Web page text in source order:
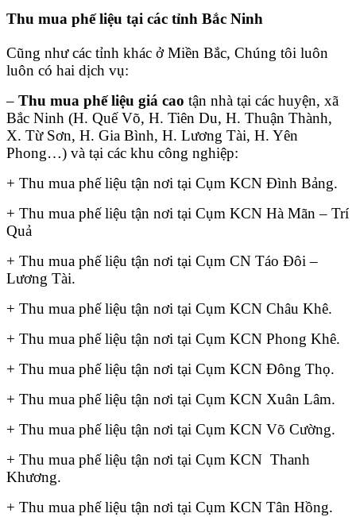
Thu mua phế liệu tại các tỉnh Bắc Ninh
Cũng như các tỉnh khác ở Miền Bắc, Chúng tôi luôn
luôn có hai dịch vụ:
– Thu mua phế liệu giá cao tận nhà tại các huyện, xã
Bắc Ninh (H. Quế Võ, H. Tiên Du, H. Thuận Thành,
X. Từ Sơn, H. Gia Bình, H. Lương Tài, H. Yên
Phong…) và tại các khu công nghiệp:
+ Thu mua phế liệu tận nơi tại Cụm KCN Đình Bảng.
+ Thu mua phế liệu tận nơi tại Cụm KCN Hà Mãn – Trí
Quả
+ Thu mua phế liệu tận nơi tại Cụm CN Táo Đôi –
Lương Tài.
+ Thu mua phế liệu tận nơi tại Cụm KCN Châu Khê.
+ Thu mua phế liệu tận nơi tại Cụm KCN Phong Khê.
+ Thu mua phế liệu tận nơi tại Cụm KCN Đông Thọ.
+ Thu mua phế liệu tận nơi tại Cụm KCN Xuân Lâm.
+ Thu mua phế liệu tận nơi tại Cụm KCN Võ Cường.
+ Thu mua phế liệu tận nơi tại Cụm KCN Thanh
Khương.
+ Thu mua phế liệu tận nơi tại Cụm KCN Tân Hồng.